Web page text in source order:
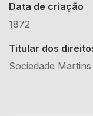
Data de criação
1872
Titular dos
Sociedade